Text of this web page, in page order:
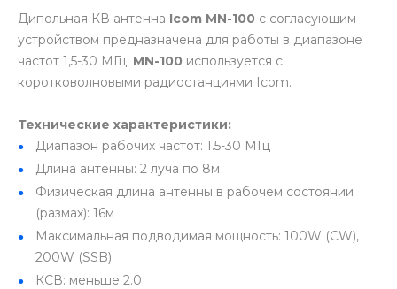
Дипольная КВ антенна Icom MN-100 с согласующим
устройством предназначена для работы в диапазоне
частот 1,5-30 МГц. MN-100 используется с
коротковолновыми радиостанциями Icom.
Технические характеристики:
Диапазон рабочих частот: 1.5-30 МГц
Длина антенны: 2 луча по 8м
Физическая длина антенны в рабочем состоянии
(размах): 16м
Максимальная подводимая мощность: 100W (CW),
200W (SSB)
КСВ: меньше 2.0